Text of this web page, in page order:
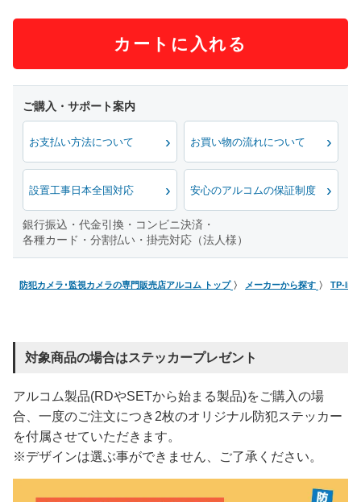
カートに入れる
お支払い方法について お買い物の流れについて
設置工事日本全国対応 安心のアルコムの保証制度
銀行振込・代金引換・コンビニ決済・
各種カード・分割払い・掛売対応（法人様）
防犯カメラ･監視カメラの専門販売店アルコム トップ メーカーから探す TP-link
対象商品の場合はステッカープレゼント
アルコム製品(RDやSETから始まる製品)をご購入の場
合、一度のご注文につき2枚のオリジナル防犯ステッカー
を付属させていただきます。
※デザインは選ぶ事ができません、ご了承ください。